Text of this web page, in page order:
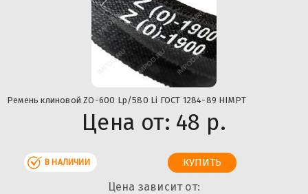
Ремень клиновой ZО-600 Lp/580 Li ГОСТ 1284-89 HIMPT
Цена от: 48 р.
В НАЛИЧИИ
Цена зависит от: